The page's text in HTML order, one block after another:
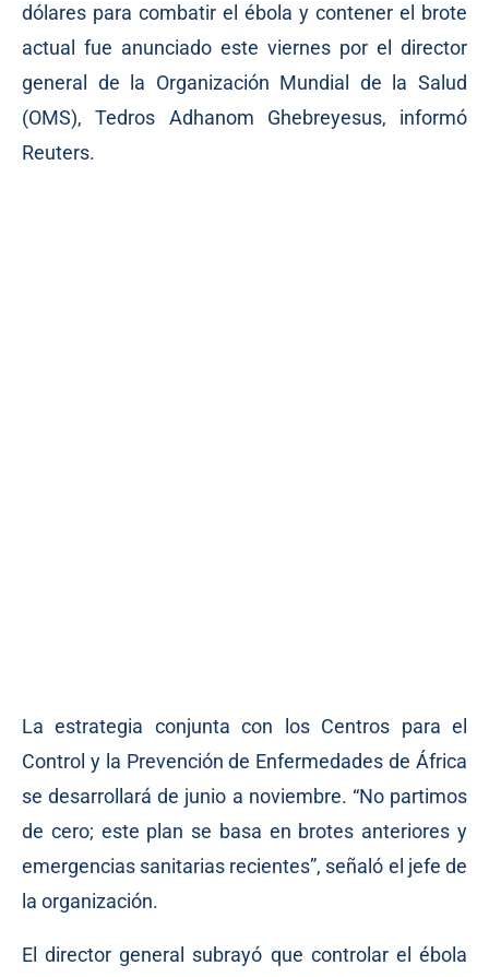
dólares para combatir el ébola y contener el brote
actual fue anunciado este viernes por el director
general de la Organización Mundial de la Salud
(OMS), Tedros Adhanom Ghebreyesus, informó
Reuters.
La estrategia conjunta con los Centros para el
Control y la Prevención de Enfermedades de África
se desarrollará de junio a noviembre. “No partimos
de cero; este plan se basa en brotes anteriores y
emergencias sanitarias recientes”, señaló el jefe de
la organización.
El director general subrayó que controlar el ébola